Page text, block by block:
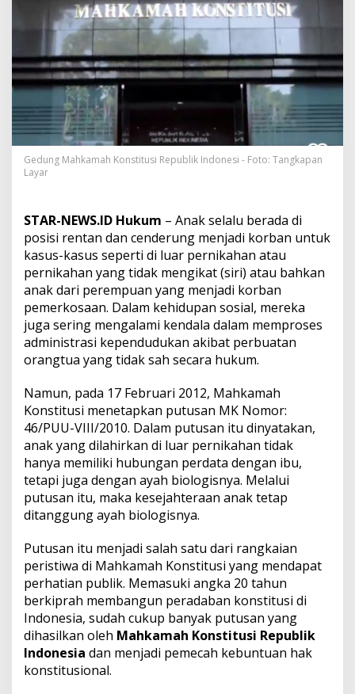
R
I
M
m
b
a
n
u
n
P
d
b
a
n
K
o
n
s
t
i
u
s
i
Gedung Mahkamah Konstitusi Republik Indonesi - Foto: Tangkapan
Layar
STAR-NEWS.ID Hukum – Anak selalu berada di
posisi rentan dan cenderung menjadi korban untuk
kasus-kasus seperti di luar pernikahan atau
pernikahan yang tidak mengikat (siri) atau bahkan
anak dari perempuan yang menjadi korban
pemerkosaan. Dalam kehidupan sosial, mereka
juga sering mengalami kendala dalam memproses
administrasi kependudukan akibat perbuatan
orangtua yang tidak sah secara hukum.
Namun, pada 17 Februari 2012, Mahkamah
Konstitusi menetapkan putusan MK Nomor:
46/PUU-VIII/2010. Dalam putusan itu dinyatakan,
anak yang dilahirkan di luar pernikahan tidak
hanya memiliki hubungan perdata dengan ibu,
tetapi juga dengan ayah biologisnya. Melalui
putusan itu, maka kesejahteraan anak tetap
ditanggung ayah biologisnya.
Putusan itu menjadi salah satu dari rangkaian
peristiwa di Mahkamah Konstitusi yang mendapat
perhatian publik. Memasuki angka 20 tahun
berkiprah membangun peradaban konstitusi di
Indonesia, sudah cukup banyak putusan yang
dihasilkan oleh Mahkamah Konstitusi Republik
Indonesia dan menjadi pemecah kebuntuan hak
konstitusional.